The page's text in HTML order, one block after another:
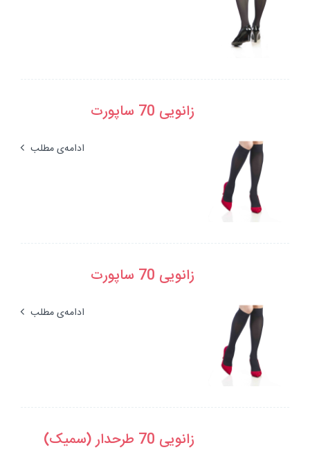
زانویی 70 ساپورت
ادامه‌ی مطلب
زانویی 70 ساپورت
ادامه‌ی مطلب
زانویی 70 طرحدار (سمیک)